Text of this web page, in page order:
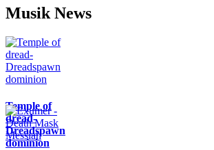
Musik News
Temple of
dread-
Dreadspawn
dominion